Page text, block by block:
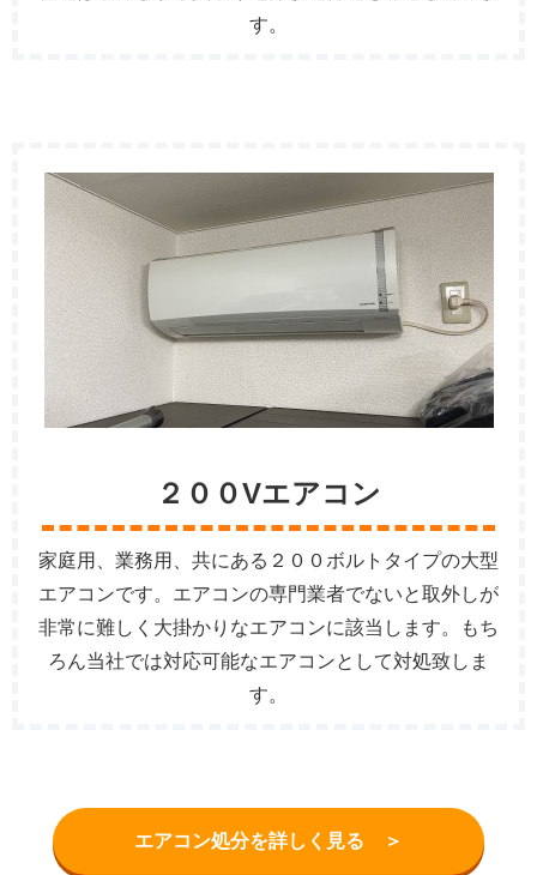
す。
２００Vエアコン
家庭用、業務用、共にある２００ボルトタイプの大型
エアコンです。エアコンの専門業者でないと取外しが
非常に難しく大掛かりなエアコンに該当します。もち
ろん当社では対応可能なエアコンとして対処致しま
す。
エアコン処分を詳しく見る ＞